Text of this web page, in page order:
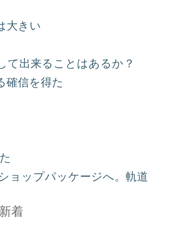
大きい
て出来ることはあるか？
確信を得た
ョップパッケージへ。軌道
着